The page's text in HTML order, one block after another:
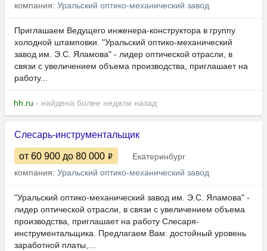
компания: Уральский оптико-механический завод
Приглашаем Ведущего инженера-конструктора в группу
холодной штамповки. "Уральский оптико-механический
завод им. Э.С. Яламова" - лидер оптической отрасли, в
связи с увеличением объема производства, приглашает на
работу...
hh.ru - найдена более недели назад
Слесарь-инструментальщик
от 60 900 до 80 000
Екатеринбург
компания: Уральский оптико-механический завод
"Уральский оптико-механический завод им. Э.С. Яламова" -
лидер оптической отрасли, в связи с увеличением объема
производства, приглашает на работу Слесаря-
инструментальщика. Предлагаем Вам: достойный уровень
заработной платы,...